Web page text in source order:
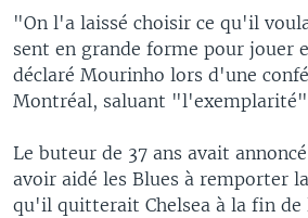
"On l'a laissé choisir ce qu'il
sent en grande forme pour jouer
déclaré Mourinho lors d'une
Montréal, saluant
Le buteur de 37 ans avait
avoir aidé les Blues à remporter
qu'il quitterait Chelsea à la fin de